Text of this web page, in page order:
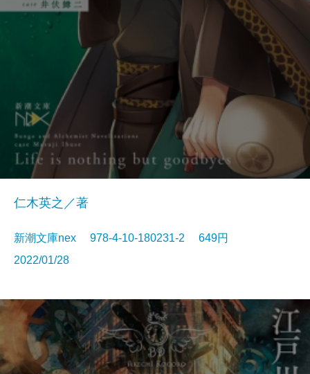
仁木英之／著
新潮文庫nex 978-4-10-180231-2 649円
2022/01/28